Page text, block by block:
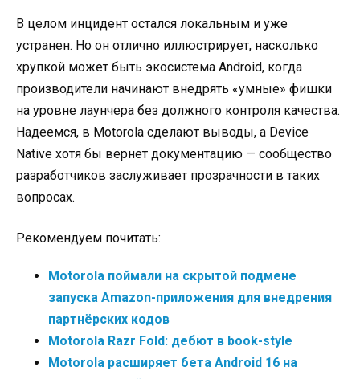
В целом инцидент остался локальным и уже
устранен. Но он отлично иллюстрирует, насколько
хрупкой может быть экосистема Android, когда
производители начинают внедрять «умные» фишки
на уровне лаунчера без должного контроля качества.
Надеемся, в Motorola сделают выводы, а Device
Native хотя бы вернет документацию — сообщество
разработчиков заслуживает прозрачности в таких
вопросах.
Рекомендуем почитать:
Motorola поймали на скрытой подмене
запуска Amazon-приложения для внедрения
партнёрских кодов
Motorola Razr Fold: дебют в book-style
Motorola расширяет бета Android 16 на